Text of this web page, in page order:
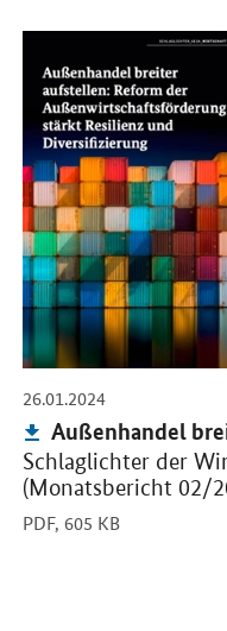
26.01.2024
Publikation:
Außenhandel
Schlaglichter der
(Monatsbericht 02/
PDF, 605 KB
Öffnet PDF